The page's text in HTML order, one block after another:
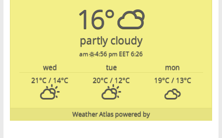
16°
partly cloudy
6:26 am
4:56 pm EET
mon
tue
wed
19°C/ 13°C
20°C / 12°C
21°C / 14°C
powered by
Weather Atlas